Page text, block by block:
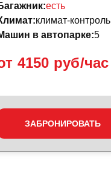
4150 руб/час
есть
климат-контроль
в автопарке:5
ЗАБРОНИРОВАТЬ